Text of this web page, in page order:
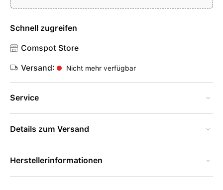
Schnell zugreifen
Comspot Store
Versand: Nicht mehr verfügbar
Service
Details zum Versand
Herstellerinformationen